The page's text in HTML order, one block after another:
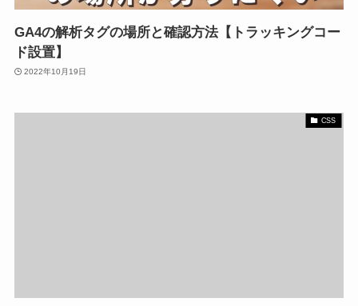
GA4の解析タグの場所と確認方法【トラッキングコー
ド設置】
2022年10月19日
CSS